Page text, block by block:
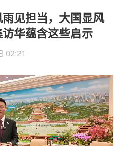
见担当，大国显风
华蕴含这些启示
02:21